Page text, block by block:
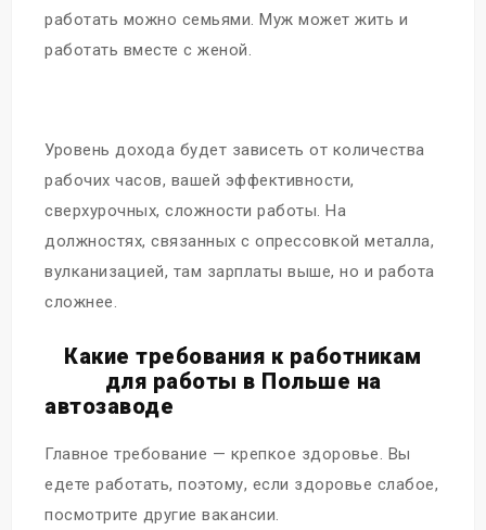
работать можно семьями. Муж может жить и
работать вместе с женой.
Уровень дохода будет зависеть от количества
рабочих часов, вашей эффективности,
сверхурочных, сложности работы. На
должностях, связанных с опрессовкой металла,
вулканизацией, там зарплаты выше, но и работа
сложнее.
Какие требования к работникам
для работы в Польше на
автозаводе
Главное требование — крепкое здоровье. Вы
едете работать, поэтому, если здоровье слабое,
посмотрите другие вакансии.